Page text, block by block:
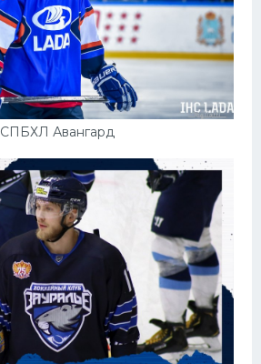
СПБХЛ Авангард